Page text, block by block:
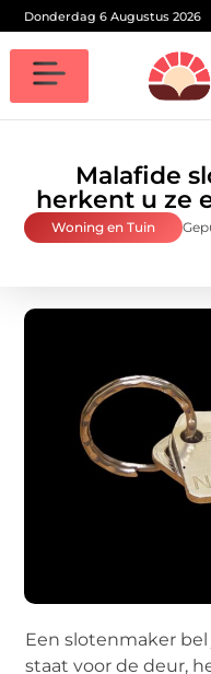
Donderdag 6 Augustus 2026
Malafide
herkent u ze
Woning en Tuin
Een slotenmaker
staat voor de deur,